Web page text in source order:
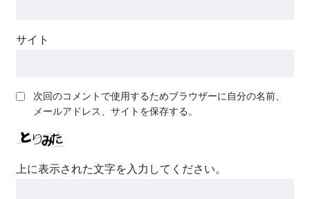
サイト
次回のコメントで使用するためブラウザーに自分の名前、
メールアドレス、サイトを保存する。
上に表示された文字を入力してください。